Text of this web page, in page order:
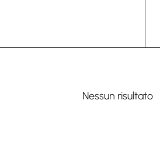
Nessun risultato